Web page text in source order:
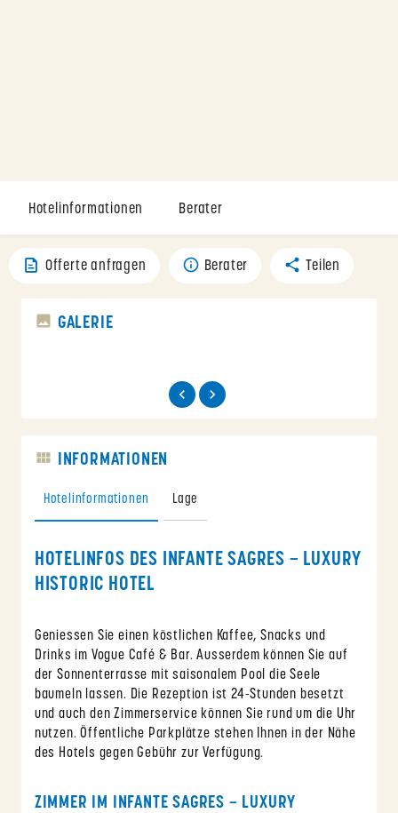
Hotelinformationen Berater
Offerte anfragen Berater Teilen
GALERIE
INFORMATIONEN
Hotelinformationen Lage
HOTELINFOS DES INFANTE SAGRES – LUXURY
HISTORIC HOTEL
Geniessen Sie einen köstlichen Kaffee, Snacks und
Drinks im Vogue Café & Bar. Ausserdem können Sie auf
der Sonnenterrasse mit saisonalem Pool die Seele
baumeln lassen. Die Rezeption ist 24-Stunden besetzt
und auch den Zimmerservice können Sie rund um die Uhr
nutzen. Öffentliche Parkplätze stehen Ihnen in der Nähe
des Hotels gegen Gebühr zur Verfügung.
ZIMMER IM INFANTE SAGRES – LUXURY